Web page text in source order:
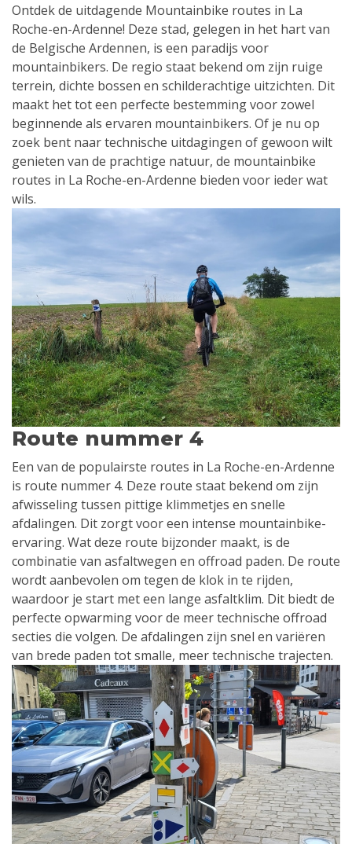
Ontdek de uitdagende Mountainbike routes in La
Roche-en-Ardenne! Deze stad, gelegen in het hart van
de Belgische Ardennen, is een paradijs voor
mountainbikers. De regio staat bekend om zijn ruige
terrein, dichte bossen en schilderachtige uitzichten. Dit
maakt het tot een perfecte bestemming voor zowel
beginnende als ervaren mountainbikers. Of je nu op
zoek bent naar technische uitdagingen of gewoon wilt
genieten van de prachtige natuur, de mountainbike
routes in La Roche-en-Ardenne bieden voor ieder wat
wils.
Route nummer 4
Een van de populairste routes in La Roche-en-Ardenne
is route nummer 4. Deze route staat bekend om zijn
afwisseling tussen pittige klimmetjes en snelle
afdalingen. Dit zorgt voor een intense mountainbike-
ervaring. Wat deze route bijzonder maakt, is de
combinatie van asfaltwegen en offroad paden. De route
wordt aanbevolen om tegen de klok in te rijden,
waardoor je start met een lange asfaltklim. Dit biedt de
perfecte opwarming voor de meer technische offroad
secties die volgen. De afdalingen zijn snel en variëren
van brede paden tot smalle, meer technische trajecten.